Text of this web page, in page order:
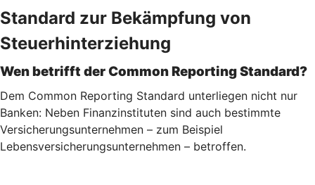
Standard zur Bekämpfung von
Steuerhinterziehung
Wen betrifft der Common Reporting Standard?
Dem Common Reporting Standard unterliegen nicht nur
Banken: Neben Finanzinstituten sind auch bestimmte
Versicherungsunternehmen – zum Beispiel
Lebensversicherungs­unternehmen – betroffen.